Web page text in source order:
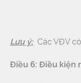
Lưu ý: Các VĐV
Điều 6: Điều kiện